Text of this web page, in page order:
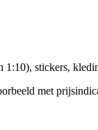
stickers,
met